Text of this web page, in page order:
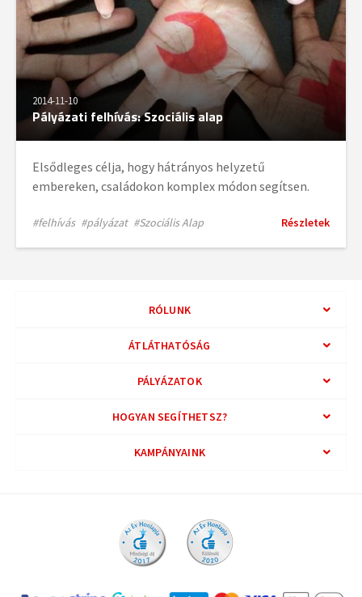
2014-11-10
Pályázati felhívás: Szociális alap
Elsődleges célja, hogy hátrányos helyzetű
embereken, családokon komplex módon segítsen.
#felhívás #pályázat #Szociális Alap Részletek
RÓLUNK
ÁTLÁTHATÓSÁG
PÁLYÁZATOK
HOGYAN SEGÍTHETSZ?
KAMPÁNYAINK